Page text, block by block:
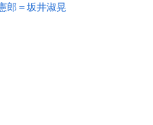
郎＝坂井淑晃